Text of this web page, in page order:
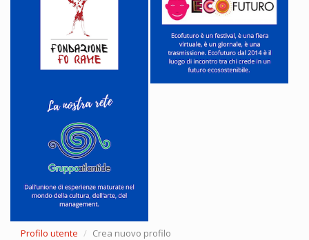
Profilo utente Crea nuovo profilo